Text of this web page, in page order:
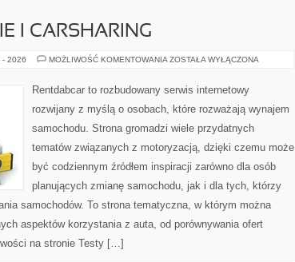
I CARSHARING
- 2026 MOŻLIWOŚĆ KOMENTOWANIA WYPOŻYCZALNIE
ZOSTAŁA WYŁĄCZONA
Rentdabcar to rozbudowany serwis internetowy
rozwijany z myślą o osobach, które rozważają wynajem
samochodu. Strona gromadzi wiele przydatnych
tematów związanych z motoryzacją, dzięki czemu może
być codziennym źródłem inspiracji zarówno dla osób
planujących zmianę samochodu, jak i dla tych, którzy
samochodów. To strona tematyczna, w którym można
aspektów korzystania z auta, od porównywania ofert
na stronie Testy […]